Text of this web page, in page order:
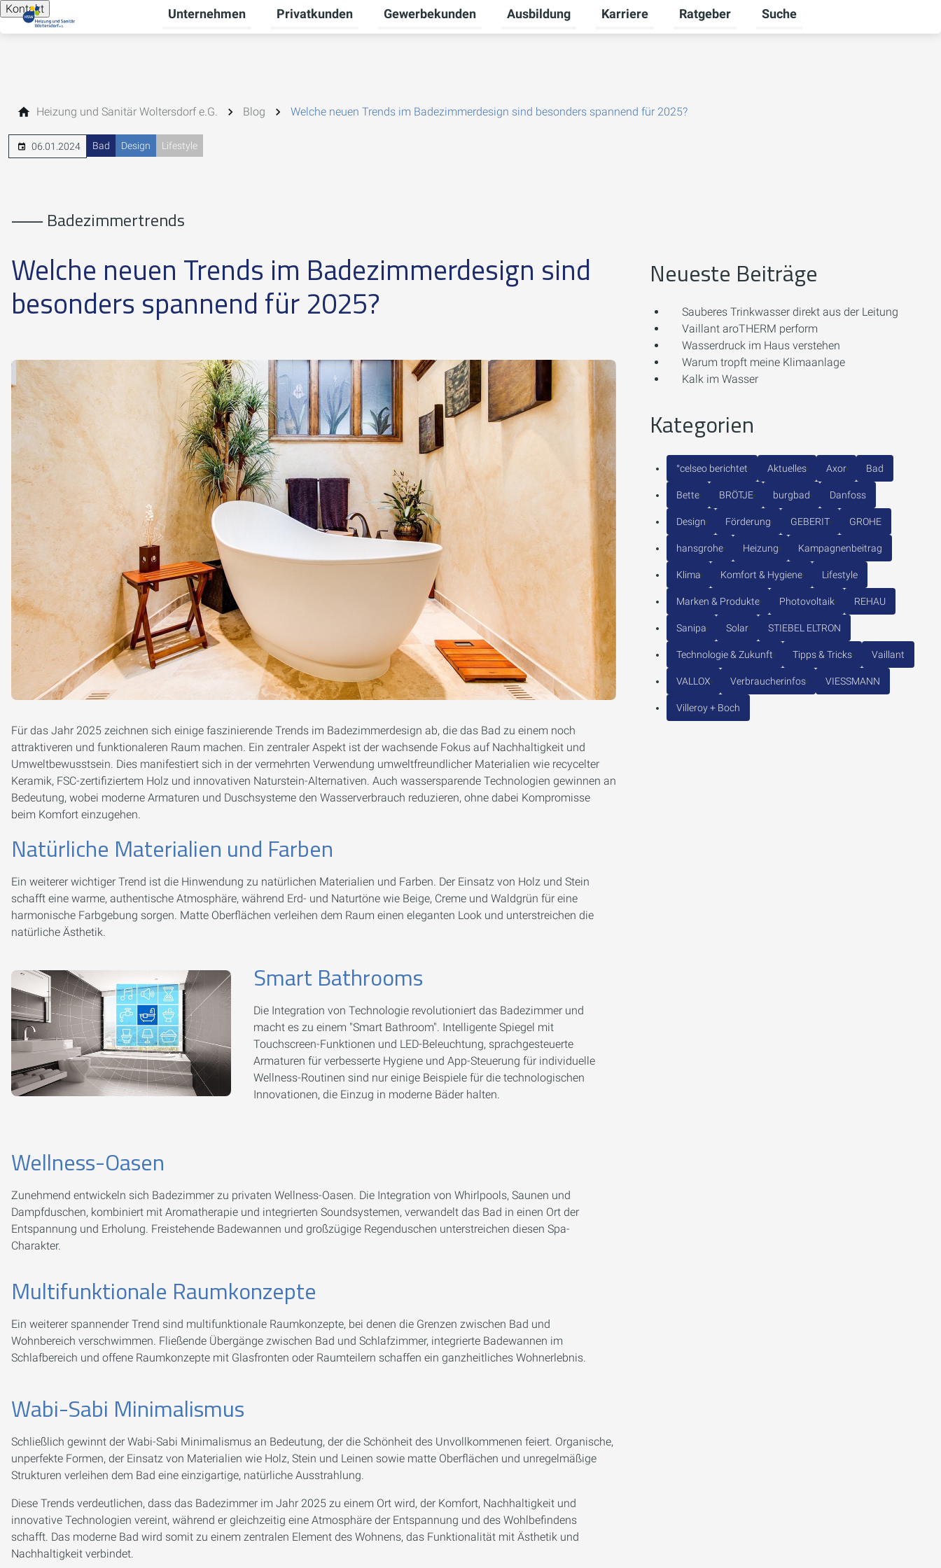
Kontakt Unternehmen
Untermenü für Unternehmen umschalten
Privatkunden
Untermenü für Privatkunden umschalten
Gewerbekunden
Untermenü für Gewerbekunden umschalten
Ausbildung
Untermenü für Ausbildung umschalten
Karriere
Untermenü für Karriere umschalten
Ratgeber
Untermenü für Ratgeber
Suche
Heizung und Sanitär Woltersdorf e.G. Blog Welche neuen Trends im Badezimmerdesign sind besonders spannend für 2025?
06.01.2024 Bad Design Lifestyle
⸺ Badezimmertrends
Welche neuen Trends im Badezimmerdesign sind
besonders spannend für 2025?
Für das Jahr 2025 zeichnen sich einige faszinierende Trends im Badezimmerdesign ab, die das Bad zu einem noch
attraktiveren und funktionaleren Raum machen. Ein zentraler Aspekt ist der wachsende Fokus auf Nachhaltigkeit und
Umweltbewusstsein. Dies manifestiert sich in der vermehrten Verwendung umweltfreundlicher Materialien wie recycelter
Keramik, FSC-zertifiziertem Holz und innovativen Naturstein-Alternativen. Auch wassersparende Technologien gewinnen an
Bedeutung, wobei moderne Armaturen und Duschsysteme den Wasserverbrauch reduzieren, ohne dabei Kompromisse
beim Komfort einzugehen.
Natürliche Materialien und Farben
Ein weiterer wichtiger Trend ist die Hinwendung zu natürlichen Materialien und Farben. Der Einsatz von Holz und Stein
schafft eine warme, authentische Atmosphäre, während Erd- und Naturtöne wie Beige, Creme und Waldgrün für eine
harmonische Farbgebung sorgen. Matte Oberflächen verleihen dem Raum einen eleganten Look und unterstreichen die
natürliche Ästhetik.
Smart Bathrooms
Die Integration von Technologie revolutioniert das Badezimmer und
macht es zu einem "Smart Bathroom". Intelligente Spiegel mit
Touchscreen-Funktionen und LED-Beleuchtung, sprachgesteuerte
Armaturen für verbesserte Hygiene und App-Steuerung für individuelle
Wellness-Routinen sind nur einige Beispiele für die technologischen
Innovationen, die Einzug in moderne Bäder halten.
Wellness-Oasen
Zunehmend entwickeln sich Badezimmer zu privaten Wellness-Oasen. Die Integration von Whirlpools, Saunen und
Dampfduschen, kombiniert mit Aromatherapie und integrierten Soundsystemen, verwandelt das Bad in einen Ort der
Entspannung und Erholung. Freistehende Badewannen und großzügige Regenduschen unterstreichen diesen Spa-
Charakter.
Multifunktionale Raumkonzepte
Ein weiterer spannender Trend sind multifunktionale Raumkonzepte, bei denen die Grenzen zwischen Bad und
Wohnbereich verschwimmen. Fließende Übergänge zwischen Bad und Schlafzimmer, integrierte Badewannen im
Schlafbereich und offene Raumkonzepte mit Glasfronten oder Raumteilern schaffen ein ganzheitliches Wohnerlebnis.
Wabi-Sabi Minimalismus
Schließlich gewinnt der Wabi-Sabi Minimalismus an Bedeutung, der die Schönheit des Unvollkommenen feiert. Organische,
unperfekte Formen, der Einsatz von Materialien wie Holz, Stein und Leinen sowie matte Oberflächen und unregelmäßige
Strukturen verleihen dem Bad eine einzigartige, natürliche Ausstrahlung.
Diese Trends verdeutlichen, dass das Badezimmer im Jahr 2025 zu einem Ort wird, der Komfort, Nachhaltigkeit und
innovative Technologien vereint, während er gleichzeitig eine Atmosphäre der Entspannung und des Wohlbefindens
schafft. Das moderne Bad wird somit zu einem zentralen Element des Wohnens, das Funktionalität mit Ästhetik und
Nachhaltigkeit verbindet.
Neueste Beiträge
Sauberes Trinkwasser direkt aus der Leitung
Vaillant aroTHERM perform
Wasserdruck im Haus verstehen
Warum tropft meine Klimaanlage
Kalk im Wasser
Kategorien
°celseo berichtet Aktuelles Axor Bad
Bette BRÖTJE burgbad Danfoss
Design Förderung GEBERIT GROHE
hansgrohe Heizung Kampagnenbeitrag
Klima Komfort & Hygiene Lifestyle
Marken & Produkte Photovoltaik REHAU
Sanipa Solar STIEBEL ELTRON
Technologie & Zukunft Tipps & Tricks Vaillant
VALLOX Verbraucherinfos VIESSMANN
Villeroy + Boch